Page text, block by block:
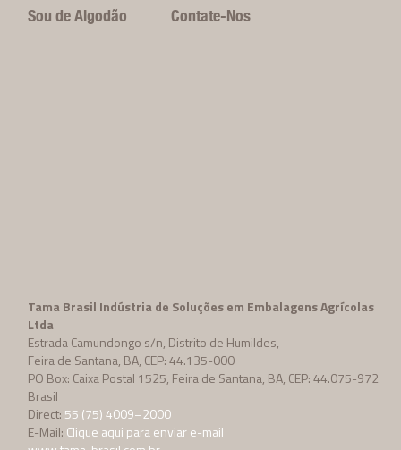
Sou de Algodão Contate-Nos
Tama Brasil Indústria de Soluções em Embalagens Agrícolas
Ltda
Estrada Camundongo s/n, Distrito de Humildes,
Feira de Santana, BA, CEP: 44.135-000
PO Box: Caixa Postal 1525, Feira de Santana, BA, CEP: 44.075-972
Brasil
Direct: 55 (75) 4009–2000
E-Mail: Clique aqui para enviar e-mail